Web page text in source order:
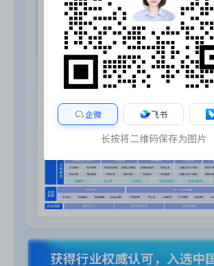
企微 飞书
长按将二维码保存为图片